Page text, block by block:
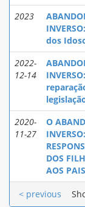
2023
dos
2022-
12-14
2020-
11-27
O
INVERSO:
DOS
AOS
< previous